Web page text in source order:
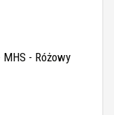
- Różowy